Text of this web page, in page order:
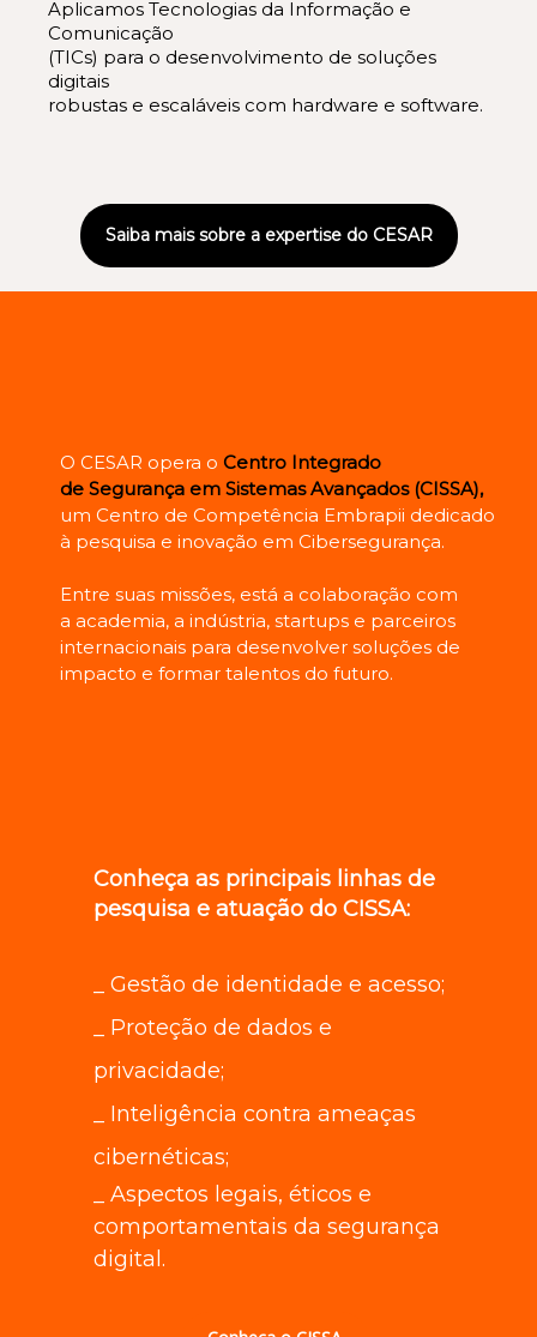
Aplicamos Tecnologias da Informação e
Comunicação
(TICs) para o desenvolvimento de soluções
digitais
robustas e escaláveis com hardware e software.
Saiba mais sobre a expertise do CESAR
O CESAR opera o Centro Integrado
de Segurança em Sistemas Avançados (CISSA),
um Centro de Competência Embrapii dedicado
à pesquisa e inovação em Cibersegurança.
Entre suas missões, está a colaboração com
a academia, a indústria, startups e parceiros
internacionais para desenvolver soluções de
impacto e formar talentos do futuro.
Conheça as principais linhas de
pesquisa e atuação do CISSA:
_ Gestão de identidade e acesso;
_ Proteção de dados e
privacidade;
_ Inteligência contra ameaças
cibernéticas;
_ Aspectos legais, éticos e
comportamentais da segurança
digital.